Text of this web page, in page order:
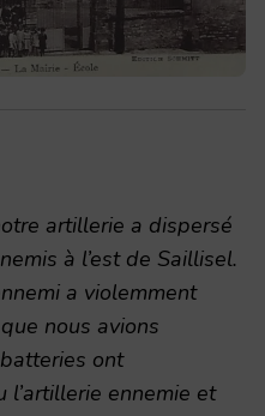
artillerie a dispersé
à l’est de Saillisel.
a violemment
nous avions
ont
l’artillerie ennemie et